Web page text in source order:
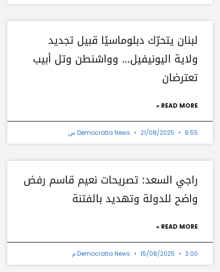
لبنان يتحرّك دبلوماسيًا قبيل تجديد
ولاية اليونيفيل… وواشنطن وتل أبيب
تعترضان
READ MORE »
Democratia News 21/08/2025 9:55 ص
راجي السعد: تصريحات نعيم قاسم رفض
واضح للدولة وتهديد بالفتنة
READ MORE »
Democratia News 15/08/2025 3:00 م